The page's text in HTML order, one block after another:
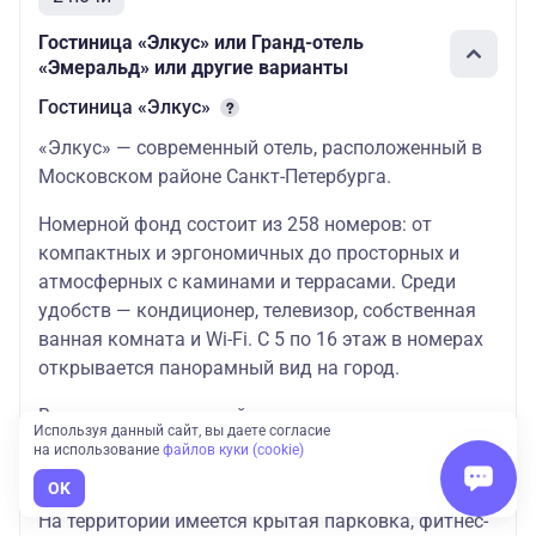
номер с доп.
местом
25.10.2026
22850
Гостиница «Элкус» или Гранд-отель
«Эмеральд» или другие варианты
Гостиница «Элкус»
«Элкус» — современный отель, расположенный в
Московском районе Санкт-Петербурга.
Номерной фонд состоит из 258 номеров: от
компактных и эргономичных до просторных и
атмосферных с каминами и террасами. Среди
удобств — кондиционер, телевизор, собственная
ванная комната и Wi-Fi. С 5 по 16 этаж в номерах
открывается панорамный вид на город.
В распоряжение гостей предоставляется
электрический чайник и холодильник. Перекусить
можно в ресторане отеля или лобби-баре.
На территории имеется крытая парковка, фитнес-
Используя данный сайт, вы даете согласие
на использование файлов куки (cookie)
OK